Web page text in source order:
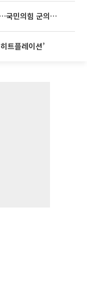
우성빈 기장군수 ‘유튜브 정치’에…국민의힘 군의원들 집단 반발
트플레이션’